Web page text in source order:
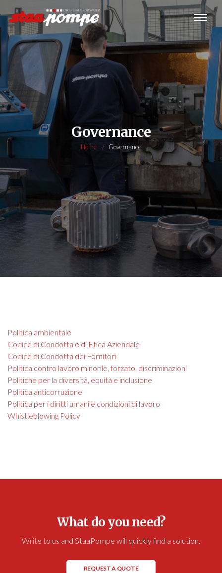
Governance
Home Governance
Politica ambientale
Codice di Condotta e di Etica Aziendale
Codice di Condotta dei Fornitori
Politica contro lavoro minorile, forzato, discriminazioni
Politiche per la diversità, equità e inclusione
Politica anticorruzione
Politica per i diritti umani e condizioni di lavoro
Whistleblowing Policy
What do you need?
Write to us and StaaPompe will quickly find a solution.
REQUEST A QUOTE